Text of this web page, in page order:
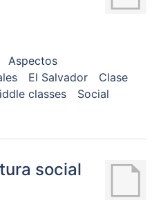
Aspectos
El Salvador
Clase
classes
Social
social